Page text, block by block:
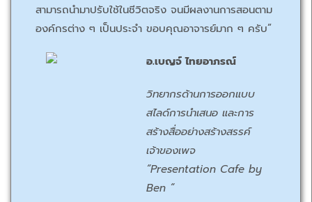
สามารถนำมาปรับใช้ในชีวิตจริง จนมีผลงานการสอนตาม
องค์กรต่าง ๆ เป็นประจำ ขอบคุณอาจารย์มาก ๆ ครับ”
อ.เบญจ์ ไทยอาภรณ์
วิทยากรด้านการออกแบบ
สไลด์การนำเสนอ และการ
สร้างสื่ออย่างสร้างสรรค์
เจ้าของเพจ
“Presentation Cafe by
Ben “